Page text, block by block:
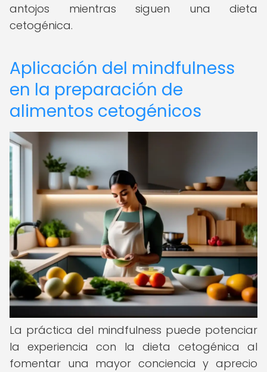
antojos mientras siguen una dieta
cetogénica.
Aplicación del mindfulness
en la preparación de
alimentos cetogénicos
La práctica del mindfulness puede potenciar
la experiencia con la dieta cetogénica al
fomentar una mayor conciencia y aprecio